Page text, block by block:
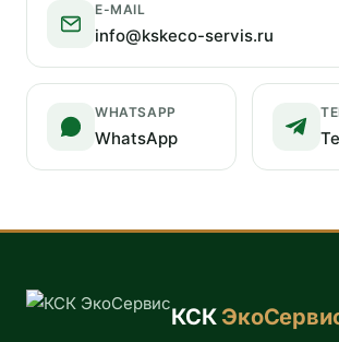
E-MAIL
info@kskeco-servis.ru
WHATSAPP
WhatsApp
КСК